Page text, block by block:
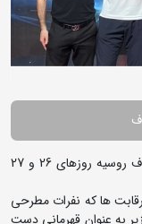
رقابت های بین المللی کشتی آزاد جام علی علی اف روسیه روزهای 26 و 27
ها که نفرات مطرحی
نفرات زیر به عنوان قهرمانی دست